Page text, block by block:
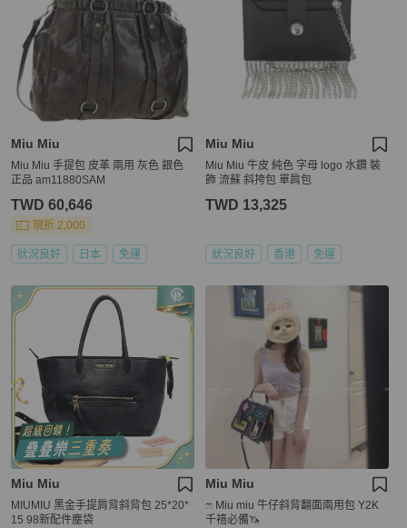
Miu Miu
Miu Miu 手提包 皮革 兩用 灰色 銀色
正品 am11880SAM
TWD 60,646
現折 2,000
狀況良好 日本 免運
Miu Miu
Miu Miu 牛皮 純色 字母 logo 水鑽 裝
飾 流蘇 斜挎包 單肩包
TWD 13,325
狀況良好 香港 免運
Miu Miu
MIUMIU 黑金手提肩背斜背包 25*20*
15 98新配件塵袋
Miu Miu
ෆ Miu miu 牛仔斜背翻面兩用包 Y2K
千禧必備🦄